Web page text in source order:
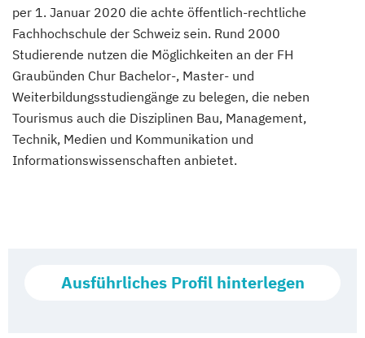
per 1. Januar 2020 die achte öffentlich-rechtliche
Fachhochschule der Schweiz sein. Rund 2000
Studierende nutzen die Möglichkeiten an der FH
Graubünden Chur Bachelor-, Master- und
Weiterbildungsstudiengänge zu belegen, die neben
Tourismus auch die Disziplinen Bau, Management,
Technik, Medien und Kommunikation und
Informationswissenschaften anbietet.
Ausführliches Profil hinterlegen